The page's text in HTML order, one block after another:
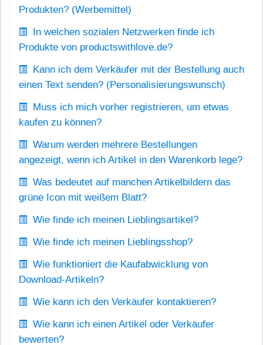
Produkten? (Werbemittel)
In welchen sozialen Netzwerken finde ich
Produkte von productswithlove.de?
Kann ich dem Verkäufer mit der Bestellung auch
einen Text senden? (Personalisierungswunsch)
Muss ich mich vorher registrieren, um etwas
kaufen zu können?
Warum werden mehrere Bestellungen
angezeigt, wenn ich Artikel in den Warenkorb lege?
Was bedeutet auf manchen Artikelbildern das
grüne Icon mit weißem Blatt?
Wie finde ich meinen Lieblingsartikel?
Wie finde ich meinen Lieblingsshop?
Wie funktioniert die Kaufabwicklung von
Download-Artikeln?
Wie kann ich den Verkäufer kontaktieren?
Wie kann ich einen Artikel oder Verkäufer
bewerten?